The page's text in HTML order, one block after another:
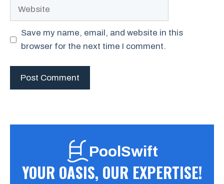
Website
Save my name, email, and website in this
browser for the next time I comment.
PoolSwift
YOUR OASIS, OUR EXPERTISE!